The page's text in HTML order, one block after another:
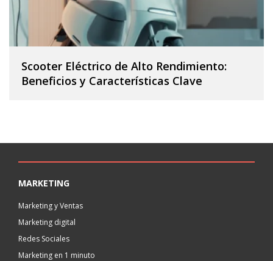
Scooter Eléctrico de Alto Rendimiento:
Beneficios y Características Clave
MARKETING
Marketing y Ventas
Marketing digital
Redes Sociales
Marketing en 1 minuto